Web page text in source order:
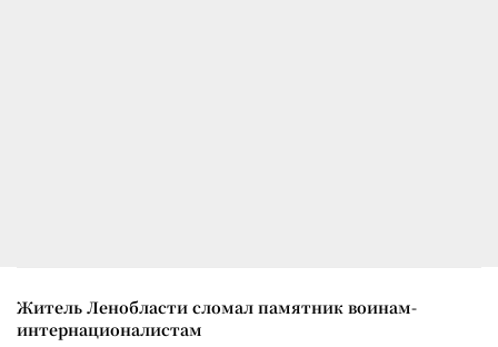
Житель Ленобласти сломал памятник воинам-
интернационалистам